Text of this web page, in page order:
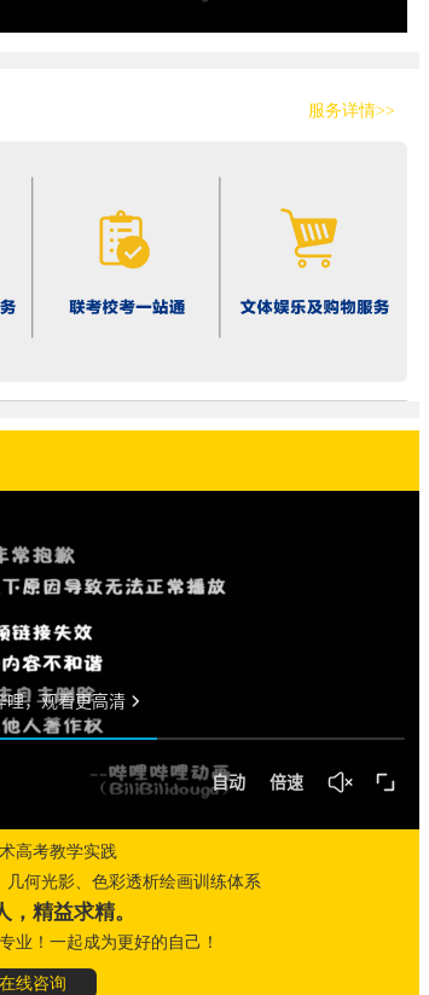
服务详情>>
高考教学实践
何光影、色彩透析绘画训练体系
，精益求精。
业！一起成为更好的自己！
在线咨询